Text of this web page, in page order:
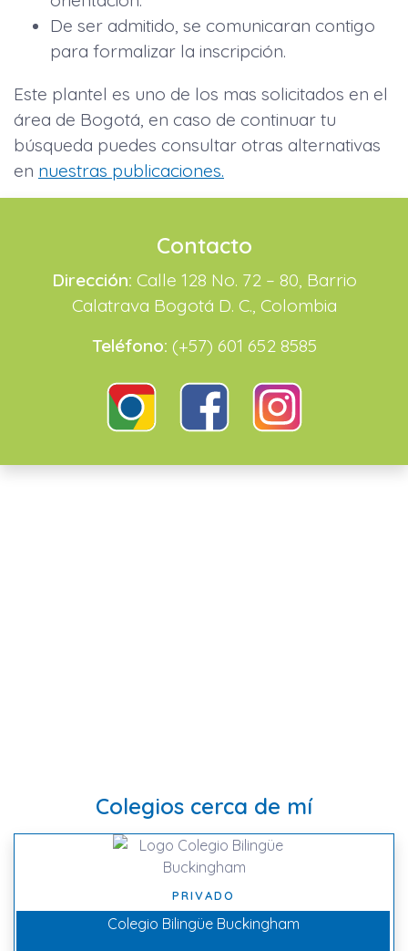
De ser admitido, se comunicaran contigo
para formalizar la inscripción.
Este plantel es uno de los mas solicitados en el
área de Bogotá, en caso de continuar tu
búsqueda puedes consultar otras alternativas
en nuestras publicaciones.
Contacto
Dirección: Calle 128 No. 72 – 80, Barrio
Calatrava Bogotá D. C., Colombia
Teléfono: (+57) 601 652 8585
Colegios cerca de mí
PRIVADO
Colegio Bilingüe Buckingham